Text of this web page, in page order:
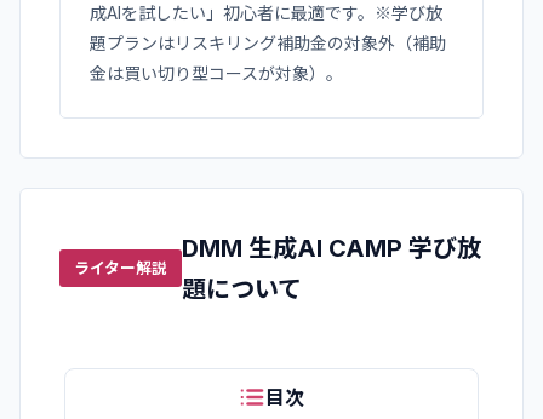
成AIを試したい」初心者に最適です。※学び放
題プランはリスキリング補助金の対象外（補助
金は買い切り型コースが対象）。
ライター解説
DMM 生成AI CAMP 学び放
題について
目次